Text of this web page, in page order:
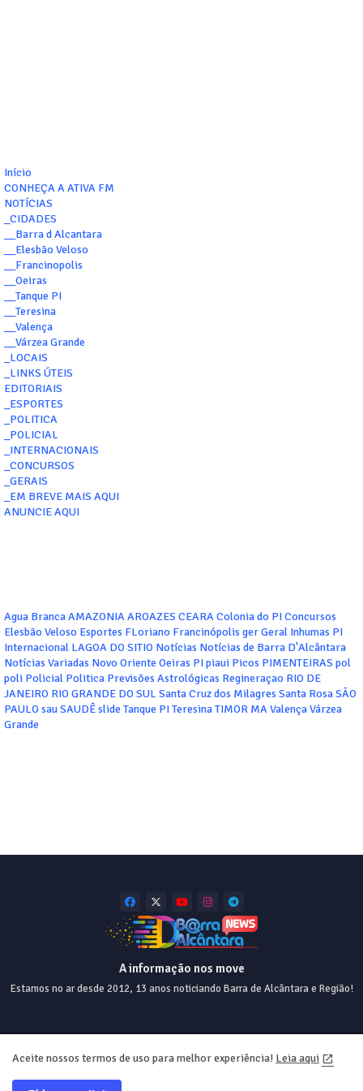
Início
CONHEÇA A ATIVA FM
NOTÍCIAS
_CIDADES
__Barra d Alcantara
__Elesbão Veloso
__Francinopolis
__Oeiras
__Tanque PI
__Teresina
__Valença
__Várzea Grande
_LOCAIS
_LINKS ÚTEIS
EDITORIAIS
_ESPORTES
_POLITICA
_POLICIAL
_INTERNACIONAIS
_CONCURSOS
_GERAIS
_EM BREVE MAIS AQUI
ANUNCIE AQUI
Agua BrancaAMAZONIAAROAZES CEARAColonia do PIConcursos
Elesbão Veloso Esportes FLoriano Francinópolis gerGeral Inhumas PI
Internacional LAGOA DO SITIO Notícias Notícias de Barra D'Alcântara
Notícias Variadas Novo Oriente Oeiras PIpiaui Picos PIMENTEIRAS pol
poli Policial Politica Previsões Astrológicas Regineraçao RIO DE
JANEIRO RIO GRANDE DO SUL Santa Cruz dos Milagres Santa RosaSÃO
PAULOsauSAUDÊslide Tanque PITeresinaTIMOR MAValençaVárzea
Grande
A informação nos move
Estamos no ar desde 2012, 13 anos noticiando Barra de Alcântara e Região!
Home About Contact us Privacy Policy
Aceite nossos termos de uso para melhor experiência! Leia aqui